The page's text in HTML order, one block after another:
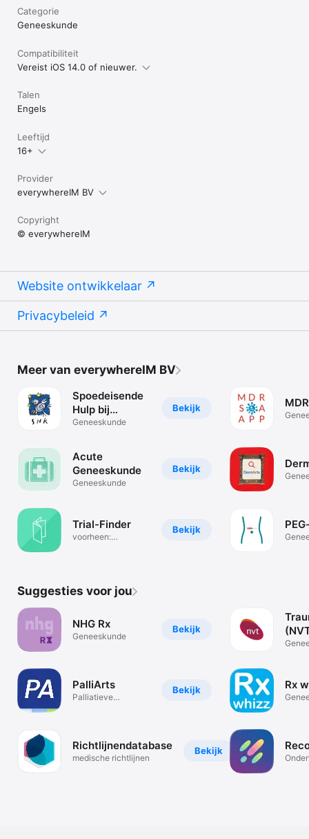
- Tamsulosine
- Terazosine
- Tolterodine
- Zofenopril
Categorie
Geneeskunde
Compatibiliteit
Vereist iOS 14.0 of nieuwer.
Talen
Engels
Leeftijd
16+
Provider
everywhereIM BV
Copyright
© everywhereIM
Website ontwikkelaar
Privacybeleid
Meer van everywhereIM BV
Bekijk
Spoedeisende
Hulp bij
Kinderen
Geneeskunde
Bekijk
Acute
Geneeskunde
Geneeskunde
Bekijk
Trial-Finder
voorheen:
Suggesties voor jou
Bekijk
NHG Rx
Geneeskunde
Bekijk
PalliArts
Palliatieve
Bekijk
Richtlijnendatabase
medische richtlijnen
Rx